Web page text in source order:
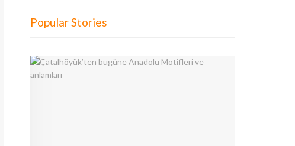
Popular Stories